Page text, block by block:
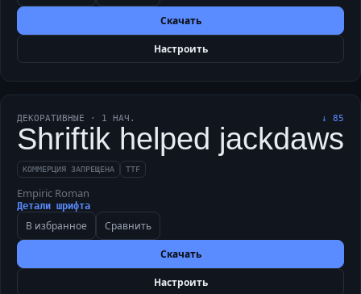
Скачать
Настроить
ДЕКОРАТИВНЫЕ · 1 НАЧ. ↓ 85
Shriftik helped jackdaws
КОММЕРЦИЯ ЗАПРЕЩЕНА TTF
Empiric Roman
Детали шрифта
В избранное Сравнить
Скачать
Настроить